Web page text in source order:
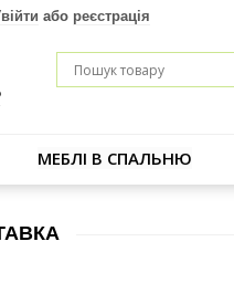
або реєстрація
МЕБЛІ В СПАЛЬНЮ